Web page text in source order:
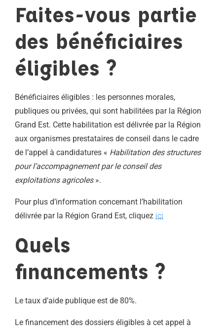
Faites-vous partie
des bénéficiaires
éligibles ?
Bénéficiaires éligibles : les personnes morales,
publiques ou privées, qui sont habilitées par la Région
Grand Est. Cette habilitation est délivrée par la Région
aux organismes prestataires de conseil dans le cadre
de l’appel à candidatures « Habilitation des structures
pour l’accompagnement par le conseil des
exploitations agricoles».
Pour plus d’information concernant l’habilitation
délivrée par la Région Grand Est, cliquez ici
Quels
financements ?
Le taux d’aide publique est de 80%.
Le financement des dossiers éligibles à cet appel à